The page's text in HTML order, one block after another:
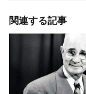
関連する記事